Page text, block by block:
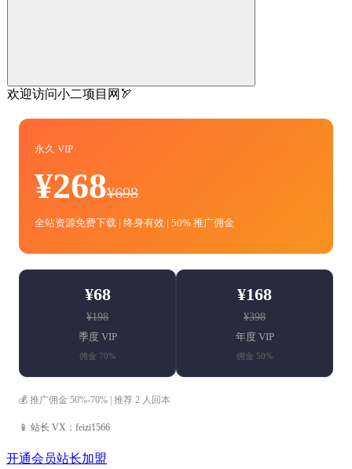
欢迎访问小二项目网🏹
永久 VIP
¥268¥698
全站资源免费下载 | 终身有效 | 50% 推广佣金
¥68
¥198
季度 VIP
佣金 70%
¥168
¥398
年度 VIP
佣金 50%
💰 推广佣金 50%-70% | 推荐 2 人回本
📱 站长 VX：feizi1566
开通会员站长加盟